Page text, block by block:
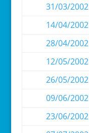
31/03/2002
14/04/2002
28/04/2002
12/05/2002
26/05/2002
09/06/2002
23/06/2002